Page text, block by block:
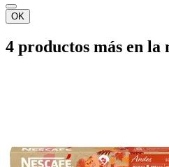
OK
4 productos más en la